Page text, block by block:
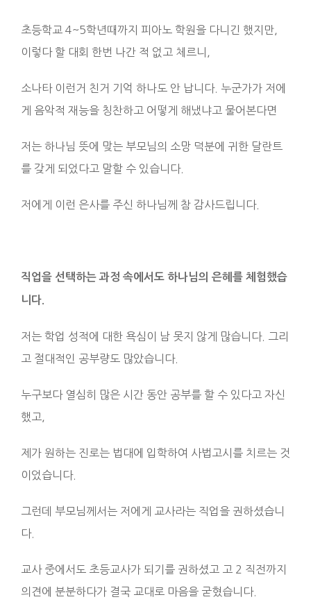
초등학교 4~5학년때까지 피아노 학원을 다니긴 했지만,
이렇다 할 대회 한번 나간 적 없고 체르니,
소나타 이런거 친거 기억 하나도 안 납니다. 누군가가 저에
게 음악적 재능을 칭찬하고 어떻게 해냈냐고 물어본다면
저는 하나님 뜻에 맞는 부모님의 소망 덕분에 귀한 달란트
를 갖게 되었다고 말할 수 있습니다.
저에게 이런 은사를 주신 하나님께 참 감사드립니다.
직업을 선택하는 과정 속에서도 하나님의 은혜를 체험했습
니다.
저는 학업 성적에 대한 욕심이 남 못지 않게 많습니다. 그리
고 절대적인 공부량도 많았습니다.
누구보다 열심히 많은 시간 동안 공부를 할 수 있다고 자신
했고,
제가 원하는 진로는 법대에 입학하여 사법고시를 치르는 것
이었습니다.
그런데 부모님께서는 저에게 교사라는 직업을 권하셨습니
다.
교사 중에서도 초등교사가 되기를 권하셨고 고 2 직전까지
의견에 분분하다가 결국 교대로 마음을 굳혔습니다.